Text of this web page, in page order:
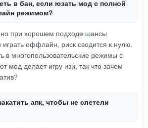
в бан, если юзать мод с полной
режимом?
но при хорошем подходе шансы
оффлайн, риск сводится к нулю.
в многопользовательские режимы с
мод делает игру изи, так что зачем
апк, чтобы не слетели